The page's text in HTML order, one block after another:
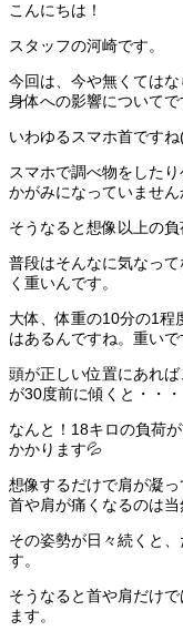
こんにちは！
スタッフの河崎です。
今回は、今や無くては
身体への影響についてで
いわゆるスマホ首です
スマホで調べ物をした
かがみになっていません
そうなると想像以上の
普段はそんなに気なっ
く重いんです。
大体、体重の10分の1程
はあるんですね。重い
頭が正しい位置にあれ
が30度前に傾くと・・・
なんと！18キロの負荷
かかります💦
想像するだけで肩が凝
首や肩が痛くなるのは当
その姿勢が日々続くと
す。
そうなると首や肩だけ
ます。